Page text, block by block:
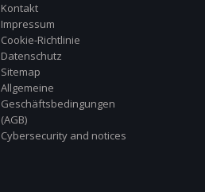
Kontakt
Impressum
Cookie-Richtlinie
Datenschutz
Sitemap
Allgemeine
Geschäftsbedingungen
(AGB)
Cybersecurity and notices